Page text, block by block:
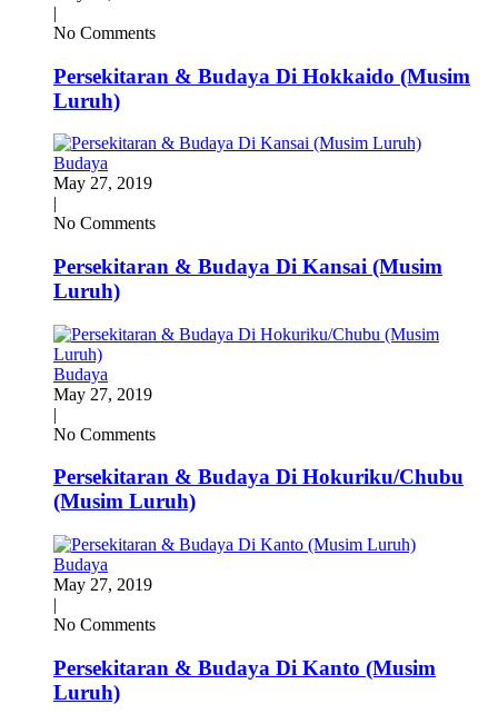
|
No Comments
Persekitaran & Budaya Di Hokkaido (Musim
Luruh)
Budaya
May 27, 2019
|
No Comments
Persekitaran & Budaya Di Kansai (Musim
Luruh)
Budaya
May 27, 2019
|
No Comments
Persekitaran & Budaya Di Hokuriku/Chubu
(Musim Luruh)
Budaya
May 27, 2019
|
No Comments
Persekitaran & Budaya Di Kanto (Musim
Luruh)